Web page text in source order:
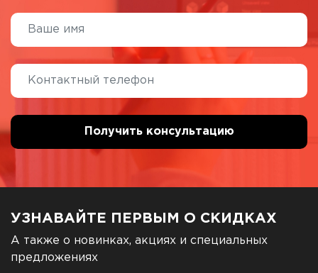
УЗНАВАЙТЕ ПЕРВЫМ О СКИДКАХ
А также о новинках, акциях и специальных
предложениях